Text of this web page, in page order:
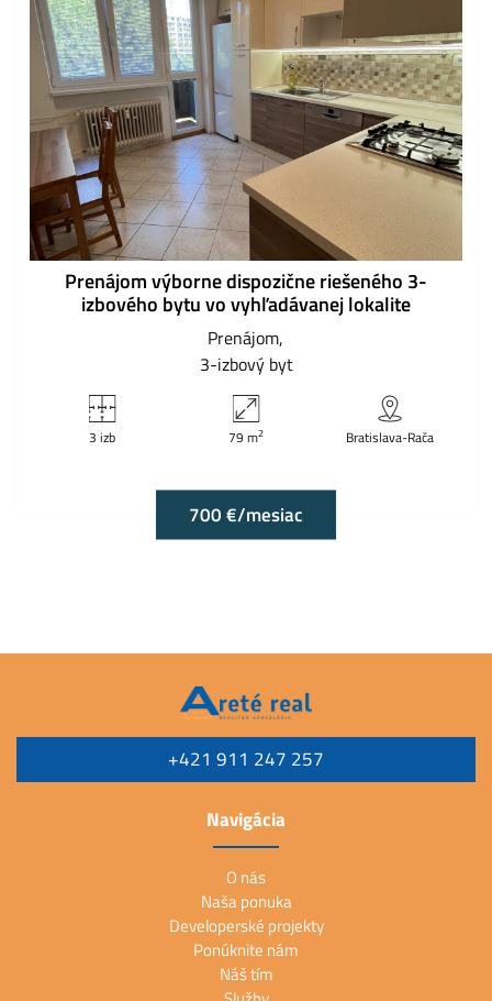
Prenájom výborne dispozične riešeného 3-
izbového bytu vo vyhľadávanej lokalite
Prenájom
3-izbový byt
3 izb 79 m2 Bratislava-Rača
700 €/mesiac
+421 911 247 257
Navigácia
O nás
Naša ponuka
Developerské projekty
Ponúknite nám
Náš tím